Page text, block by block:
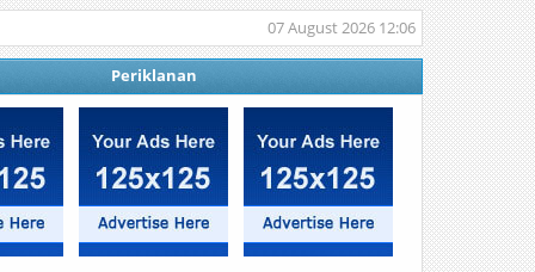
07 August 2026 12:06
Periklanan